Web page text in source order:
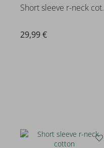
Short
29,99 €